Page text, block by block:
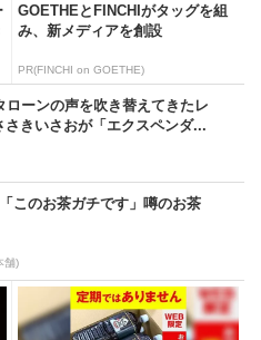
GOETHEとFINCHIがタッグを組
み、新メディアを創設
PR(FINCHI on GOETHE)
ローンの声を吹き替えてきたレ
さきいさおが「エクスペンダ...
このお茶ガチです」噂のお茶
舗)